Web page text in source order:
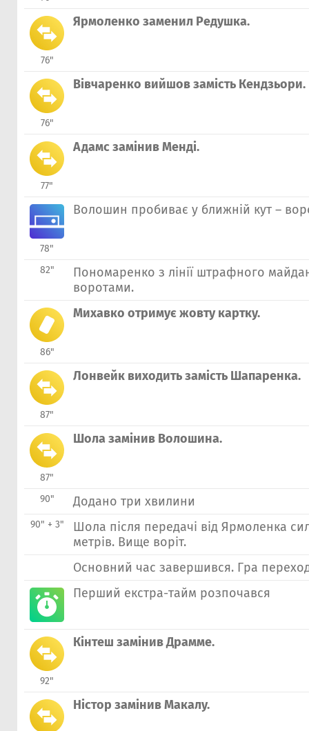
76"
Ярмоленко заменил Редушка.
76"
Вівчаренко вийшов замість Кендзьори.
77"
Адамс замінив Менді.
78"
Волошин пробиває у ближній кут –
82"
Пономаренко з лінії штрафного
воротами.
86"
Михавко отримує жовту картку.
87"
Лонвейк виходить замість Шапаренка.
87"
Шола замінив Волошина.
90" Додано три хвилини
90" + 3"
Шола після передачі від Ярмоленка
метрів. Вище воріт.
Основний час завершився. Гра
Перший екстра-тайм розпочався
92"
Кінтеш замінив Драмме.
Ністор замінив Макалу.